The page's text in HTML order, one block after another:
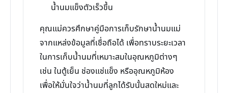
น้ำนมแข็งตัวเร็วขึ้น
คุณแม่ควรศึกษาคู่มือการเก็บรักษาน้ำนมแม่
จากแหล่งข้อมูลที่เชื่อถือได้ เพื่อทราบระยะเวลา
ในการเก็บน้ำนมที่เหมาะสมในอุณหภูมิต่างๆ
เช่น ในตู้เย็น ช่องแช่แข็ง หรืออุณหภูมิห้อง
เพื่อให้มั่นใจว่าน้ำนมที่ลูกได้รับนั้นสดใหม่และ